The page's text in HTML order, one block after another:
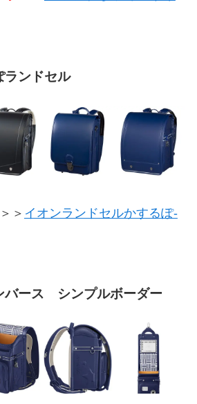
ランドセル
＞ イオンランドセルかするぽ-
バース シンプルボーダー